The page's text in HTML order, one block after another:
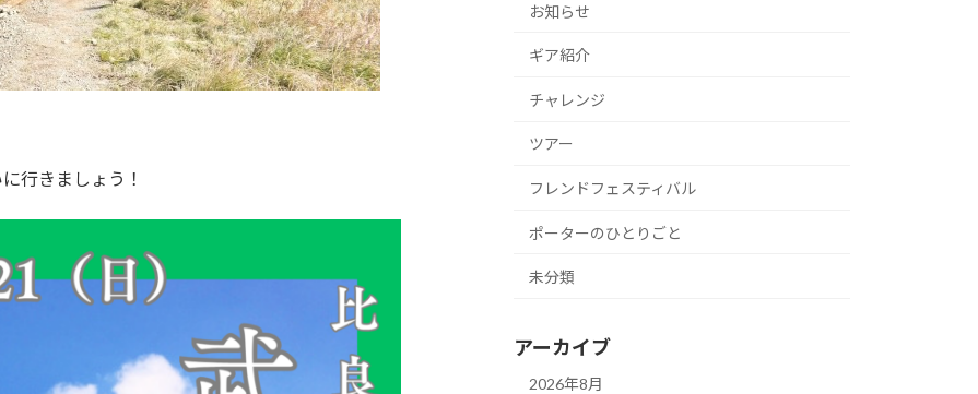
行きましょう！
お知らせ
ギア紹介
チャレンジ
ツアー
フレンドフェスティバル
ポーターのひとりごと
未分類
アーカイブ
2026年8月